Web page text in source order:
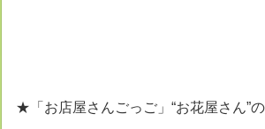
★「お店屋さんごっご」“お花屋さん”の